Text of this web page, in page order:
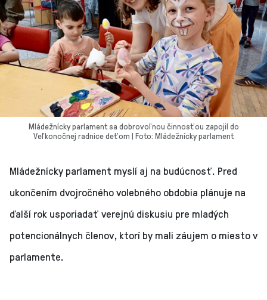
Mládežnícky parlament sa dobrovoľnou činnosťou zapojil do
Veľkonočnej radnice deťom | Foto: Mládežnícky parlament
Mládežnícky parlament myslí aj na budúcnosť. Pred
ukončením dvojročného volebného obdobia plánuje na
ďalší rok usporiadať verejnú diskusiu pre mladých
potencionálnych členov, ktorí by mali záujem o miesto v
parlamente.